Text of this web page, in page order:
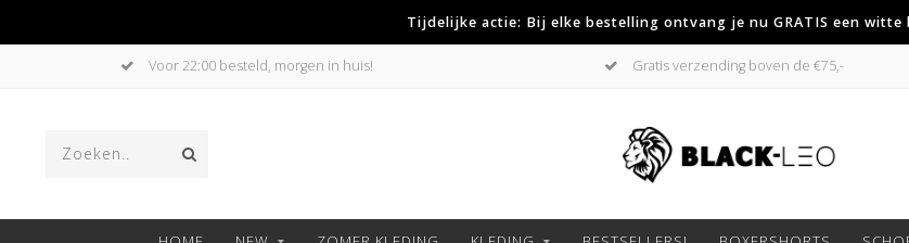
Tijdelijke actie: Bij elke bestelling ontvang je nu GRATIS een witte
Voor 22:00 besteld, morgen in huis! Gratis verzending boven de €75,-